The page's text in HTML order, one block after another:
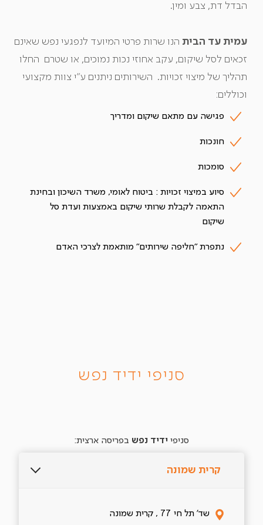
הבדל דת, צבע ומין.
עמית עד הביתהנו שרות פרטי המיועד לנפגעי נפש שאינם
זכאים לסל שיקום, עקב אחוזי נכות נמוכים, או שטרם החלו
תהליך של מיצוי זכויות. השירותים ניתנים ע"י צוות מקצועי
וכוללים:
פגישה עם מתאם שיקום ומדריך
חונכות
סומכות
סיוע במיצוי זכויות : ביטוח לאומי, משרד השיכון ובחינת
התאמה לקבלת שרותי שיקום באמצעות ועדת סל
שיקום
נתפרת "חליפה שירותים" מותאמת לצרכי האדם
סניפי ידיד נפש
סניפיידיד נפשבפריסה ארצית:
קרית שמונה
שד' תל חי 77 , קרית שמונה